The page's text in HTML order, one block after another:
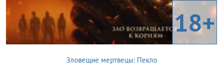
18+
Зловещие мертвецы: Пекло